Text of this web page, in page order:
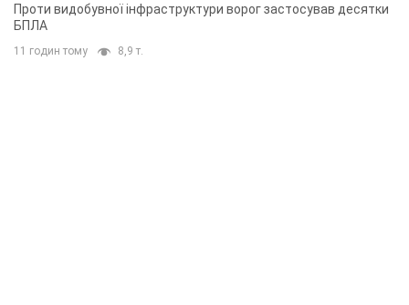
Проти видобувної інфраструктури ворог застосував десятки
БПЛА
11 годин тому 8,9 т.